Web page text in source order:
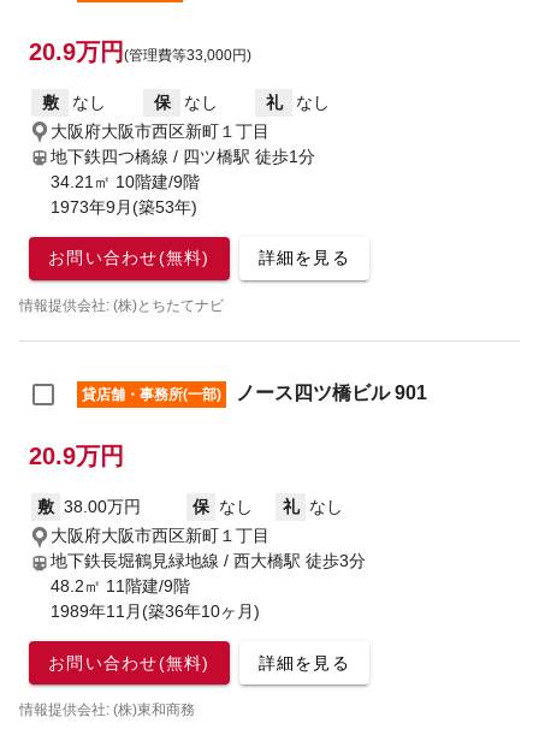
20.9万円 (管理費等33,000円)
敷 なし 保 なし 礼
なし
大阪府大阪市西区新町１丁目
地下鉄四つ橋線 / 四ツ橋駅 徒歩1分
34.21㎡ 10階建/9階
1973年9月(築53年)
お問い合わせ(無料) 詳細を見る
情報提供会社: (株)とちたてナビ
貸店舗・事務所(一部) ノース四ツ橋ビル 901
20.9万円
敷 38.00万円 保 なし 礼 なし
大阪府大阪市西区新町１丁目
地下鉄長堀鶴見緑地線 / 西大橋駅 徒歩3分
48.2㎡ 11階建/9階
1989年11月(築36年10ヶ月)
お問い合わせ(無料) 詳細を見る
情報提供会社: (株)東和商務